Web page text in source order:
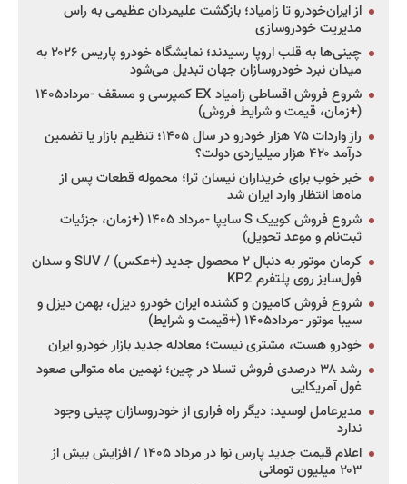
از ایران‌خودرو تا زامیاد؛ بازگشت علیمردان عظیمی به راس
مدیریت خودروسازی
چینی‌ها به قلب اروپا رسیدند؛ نمایشگاه خودرو پاریس ۲۰۲۶ به
میدان نبرد خودروسازان جهان تبدیل می‌شود
شروع فروش اقساطی زامیاد EX کمپرسی و مسقف -مرداد۱۴۰۵
(+زمان، قیمت و شرایط فروش)
راز واردات ۷۵ هزار خودرو در سال ۱۴۰۵؛ تنظیم بازار یا تضمین
درآمد ۴۲۰ هزار میلیاردی دولت؟
خبر خوب برای خریداران نیسان ترا؛ محموله قطعات پس از
ماه‌ها انتظار وارد ایران شد
شروع فروش کوییک S سایپا -مرداد ۱۴۰۵ (+زمان، جزئیات
ثبت‌نام و موعد تحویل)
کرمان موتور به دنبال ۲ محصول جدید (+عکس) / SUV و سدان
فول‌سایز روی پلتفرم KP2
شروع فروش کامیون و کشنده ایران خودرو دیزل، بهمن دیزل و
سیبا موتور -مرداد۱۴۰۵ (+قیمت و شرایط)
خودرو هست، مشتری نیست؛ معادله جدید بازار خودرو ایران
رشد ۳۸ درصدی فروش تسلا در چین؛ نهمین ماه متوالی صعود
غول آمریکایی
مدیرعامل لوسید: دیگر راه فراری از خودروسازان چینی وجود
ندارد
اعلام قیمت جدید پارس نوا در مرداد ۱۴۰۵ / افزایش بیش از
۲۰۳ میلیون تومانی